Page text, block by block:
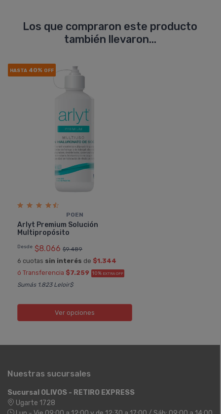
Los que compraron este producto
también llevaron...
HASTA 40% OFF
POEN
Arlyt Premium Solución
Multipropósito
Desde $8.066 $9.489
6 cuotas sin interés de $1.344
ó Transferencia $7.259 10% EXTRA OFF
Sumás 1.823 Leloir$
Ver opciones
Nuestras sucursales
Sucursal OLIVOS - RETIRO EXPRESS
Ugarte 1728